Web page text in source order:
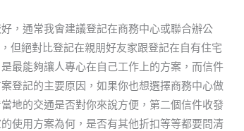
，通常我會建議登記在商務中心或聯合辦公
但絕對比登記在親朋好友家跟登記在自有住宅
最能夠讓人專心在自己工作上的方案，而信件
登記的主要原因，如果你也想選擇商務中心做
地的交通是否對你來說方便，第二個信件收發
使用方案為何，是否有其他折扣等等都要問清